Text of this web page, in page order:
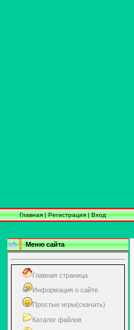
Главная|Регистрация|Вход
Меню сайта
Главная страница
Информация о сайте
Простые игры(скачать)
Каталог файлов